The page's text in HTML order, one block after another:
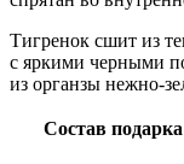
Тигренок сшит из
с яркими черными
из органзы
Состав